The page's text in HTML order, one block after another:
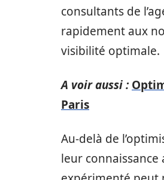
consultants de
rapidement aux
visibilité optimale.
A voir aussi :
Paris
Au-delà de
leur connaissance